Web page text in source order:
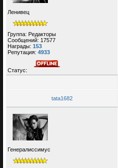
Ленивец
Группа: Редакторы
Сообщений: 17577
Награды: 153
Репутация: 4933
Статус:
tata1682
Генералиссимус